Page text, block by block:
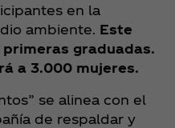
en la
ambiente. Este
graduadas.
a 3.000 mujeres.
se alinea con el
de respaldar y